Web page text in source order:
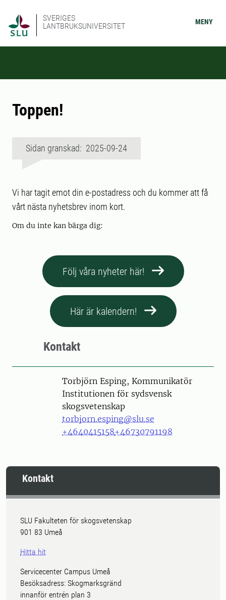
SVERIGES
LANTBRUKSUNIVERSITET
MENY
Toppen!
Sidan granskad: 2025-09-24
Vi har tagit emot din e-postadress och du kommer att få
vårt nästa nyhetsbrev inom kort.
Om du inte kan bärga dig:
Följ våra nyheter här!
Här är kalendern!
Kontakt
PersonTorbjörn Esping, Kommunikatör
Institutionen för sydsvensk
skogsvetenskap
torbjorn.esping@slu.se
+4640415158+46730791198
Kontakt
SLU Fakulteten för skogsvetenskap
901 83 Umeå
Hitta hit
Servicecenter Campus Umeå
Besöksadress: Skogmarksgränd
innanför entrén plan 3